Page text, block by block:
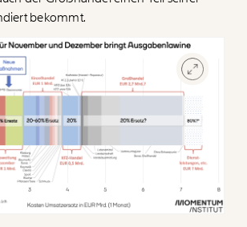
bekommt.